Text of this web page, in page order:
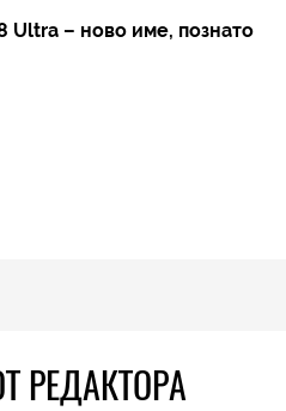
Ultra – ново име, познато
РЕДАКТОРА